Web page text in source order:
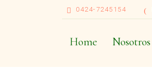
0424-7245154
Home Nosotros